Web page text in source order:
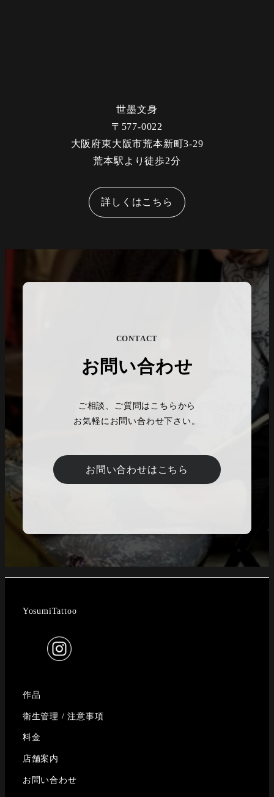
世墨文身
〒577-0022
大阪府東大阪市荒本新町3-29
荒本駅より徒歩2分
詳しくはこちら
CONTACT
お問い合わせ
ご相談、ご質問はこちらから
お気軽にお問い合わせ下さい。
お問い合わせはこちら
YosumiTattoo
作品
衛生管理 / 注意事項
料金
店舗案内
お問い合わせ